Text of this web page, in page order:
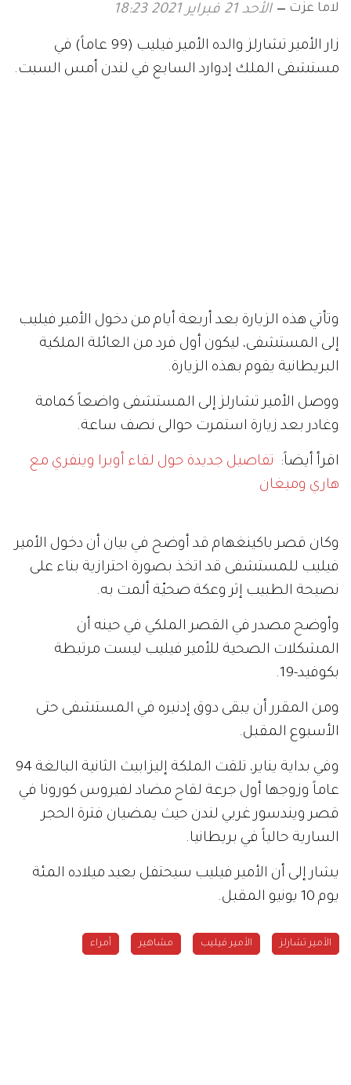
لاما عزت الأحد 21 فبراير 2021 18:23
زار الأمير تشارلز والده الأمير فيليب (99 عاماً) في
مستشفى الملك إدوارد السابع في لندن أمس السبت.
وتأتي هذه الزيارة بعد أربعة أيام من دخول الأمير فيليب
إلى المستشفى، ليكون أول فرد من العائلة الملكية
البريطانية يقوم بهذه الزيارة.
ووصل الأمير تشارلز إلى المستشفى واضعاً كمامة
وغادر بعد زيارة استمرت حوالى نصف ساعة.
اقرأ أيضاً: تفاصيل جديدة حول لقاء أوبرا وينفري مع
هاري وميغان
وكان قصر باكينغهام قد أوضح في بيان أن دخول الأمير
فيليب للمستشفى قد اتخذ بصورة احترازية بناء على
نصيحة الطبيب إثر وعكة صحيّة ألمت به.
وأوضح مصدر في القصر الملكي في حينه أن
المشكلات الصحية للأمير فيليب ليست مرتبطة
بكوفيد-19.
ومن المقرر أن يبقى دوق إدنبره في المستشفى حتى
الأسبوع المقبل.
وفي بداية يناير، تلقت الملكة إليزابيث الثانية البالغة 94
عاماً وزوجها أول جرعة لقاح مضاد لفيروس كورونا في
قصر ويندسور غربي لندن حيث يمضيان فترة الحجر
السارية حالياً في بريطانيا.
يشار إلى أن الأمير فيليب سيحتفل بعيد ميلاده المئة
يوم 10 يونيو المقبل.
الأمير تشارلز الأمير فيليب مشاهير أمراء